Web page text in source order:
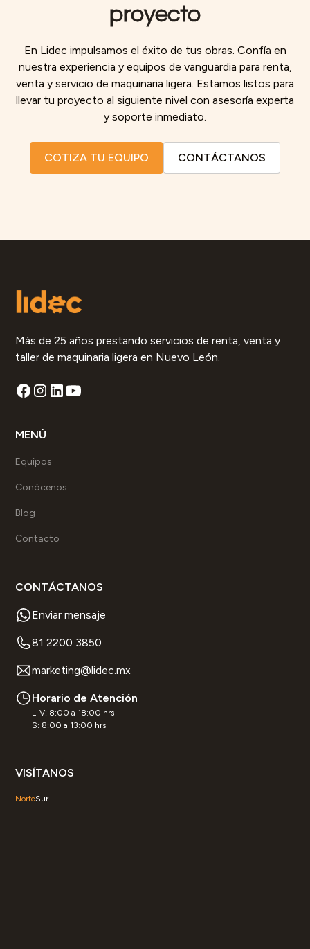
proyecto
En Lidec impulsamos el éxito de tus obras. Confía en
nuestra experiencia y equipos de vanguardia para renta,
venta y servicio de maquinaria ligera. Estamos listos para
llevar tu proyecto al siguiente nivel con asesoría experta
y soporte inmediato.
COTIZA TU EQUIPO CONTÁCTANOS
Más de 25 años prestando servicios de renta, venta y
taller de maquinaria ligera en Nuevo León.
MENÚ
Equipos
Conócenos
Blog
Contacto
CONTÁCTANOS
Enviar mensaje
81 2200 3850
marketing@lidec.mx
Horario de Atención
L-V: 8:00 a 18:00 hrs
S: 8:00 a 13:00 hrs
VISÍTANOS
NorteSur